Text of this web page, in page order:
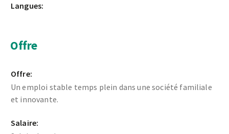
Langues:
Offre
Offre:
Un emploi stable temps plein dans une société familiale
et innovante.
Salaire: